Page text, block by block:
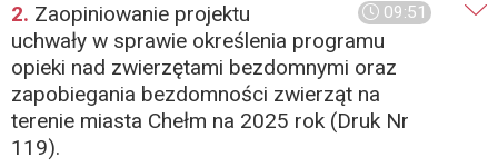
09:51
2. Zaopiniowanie projektu
uchwały w sprawie określenia programu
opieki nad zwierzętami bezdomnymi oraz
zapobiegania bezdomności zwierząt na
terenie miasta Chełm na 2025 rok (Druk Nr
119).